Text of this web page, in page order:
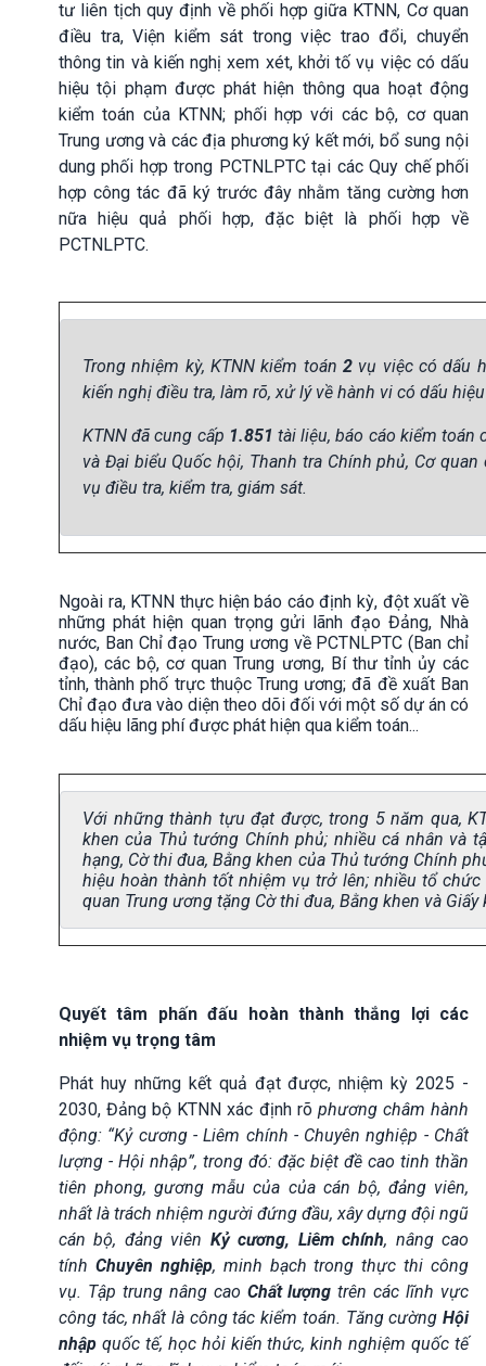
tư liên tịch quy định về phối hợp giữa KTNN, Cơ quan
điều tra, Viện kiểm sát trong việc trao đổi, chuyển
thông tin và kiến nghị xem xét, khởi tố vụ việc có dấu
hiệu tội phạm được phát hiện thông qua hoạt động
kiểm toán của KTNN; phối hợp với các bộ, cơ quan
Trung ương và các địa phương ký kết mới, bổ sung nội
dung phối hợp trong PCTNLPTC tại các Quy chế phối
hợp công tác đã ký trước đây nhằm tăng cường hơn
nữa hiệu quả phối hợp, đặc biệt là phối hợp về
PCTNLPTC.
Trong nhiệm kỳ, KTNN kiểm toán 2 vụ việc có dấu
kiến nghị điều tra, làm rõ, xử lý về hành vi có dấu
KTNN đã cung cấp 1.851 tài liệu, báo cáo kiểm toán
và Đại biểu Quốc hội, Thanh tra Chính phủ, Cơ
vụ điều tra, kiểm tra, giám sát.
Ngoài ra, KTNN thực hiện báo cáo định kỳ, đột xuất về
những phát hiện quan trọng gửi lãnh đạo Đảng, Nhà
nước, Ban Chỉ đạo Trung ương về PCTNLPTC (Ban chỉ
đạo), các bộ, cơ quan Trung ương, Bí thư tỉnh ủy các
tỉnh, thành phố trực thuộc Trung ương; đã đề xuất Ban
Chỉ đạo đưa vào diện theo dõi đối với một số dự án có
dấu hiệu lãng phí được phát hiện qua kiểm toán...
Với những thành tựu đạt được, trong 5 năm qua,
khen của Thủ tướng Chính phủ; nhiều cá nhân và
hạng, Cờ thi đua, Bằng khen của Thủ tướng Chính
hiệu hoàn thành tốt nhiệm vụ trở lên; nhiều tổ
quan Trung ương tặng Cờ thi đua, Bằng khen và Giấy
Quyết tâm phấn đấu hoàn thành thắng lợi các
nhiệm vụ trọng tâm
Phát huy những kết quả đạt được, nhiệm kỳ 2025 -
2030, Đảng bộ KTNN xác định rõ phương châm hành
động: “Kỷ cương - Liêm chính - Chuyên nghiệp - Chất
lượng - Hội nhập”, trong đó: đặc biệt đề cao tinh thần
tiên phong, gương mẫu của của cán bộ, đảng viên,
nhất là trách nhiệm người đứng đầu, xây dựng đội ngũ
cán bộ, đảng viên Kỷ cương, Liêm chính, nâng cao
tính Chuyên nghiệp, minh bạch trong thực thi công
vụ. Tập trung nâng cao Chất lượngtrên các lĩnh vực
công tác, nhất là công tác kiểm toán. Tăng cường Hội
nhập quốc tế, học hỏi kiến thức, kinh nghiệm quốc tế